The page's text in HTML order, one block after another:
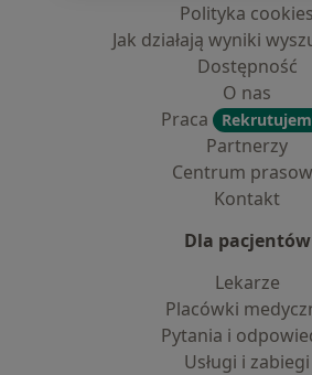
Polityka cookies
Jak działają wyniki
Dostępność
O nas
Praca
Partnerzy
Centrum
Kontakt
Dla pacjentów
Lekarze
Placówki
Pytania i
Usługi i zabiegi